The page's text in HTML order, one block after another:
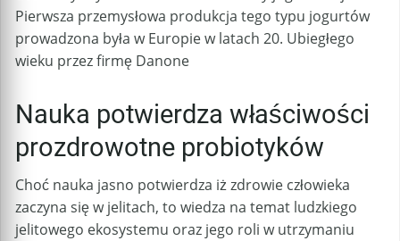
Pierwsza przemysłowa produkcja tego typu jogurtów
prowadzona była w Europie w latach 20. Ubiegłego
wieku przez firmę Danone
Nauka potwierdza właściwości
prozdrowotne probiotyków
Choć nauka jasno potwierdza iż zdrowie człowieka
zaczyna się w jelitach, to wiedza na temat ludzkiego
jelitowego ekosystemu oraz jego roli w utrzymaniu